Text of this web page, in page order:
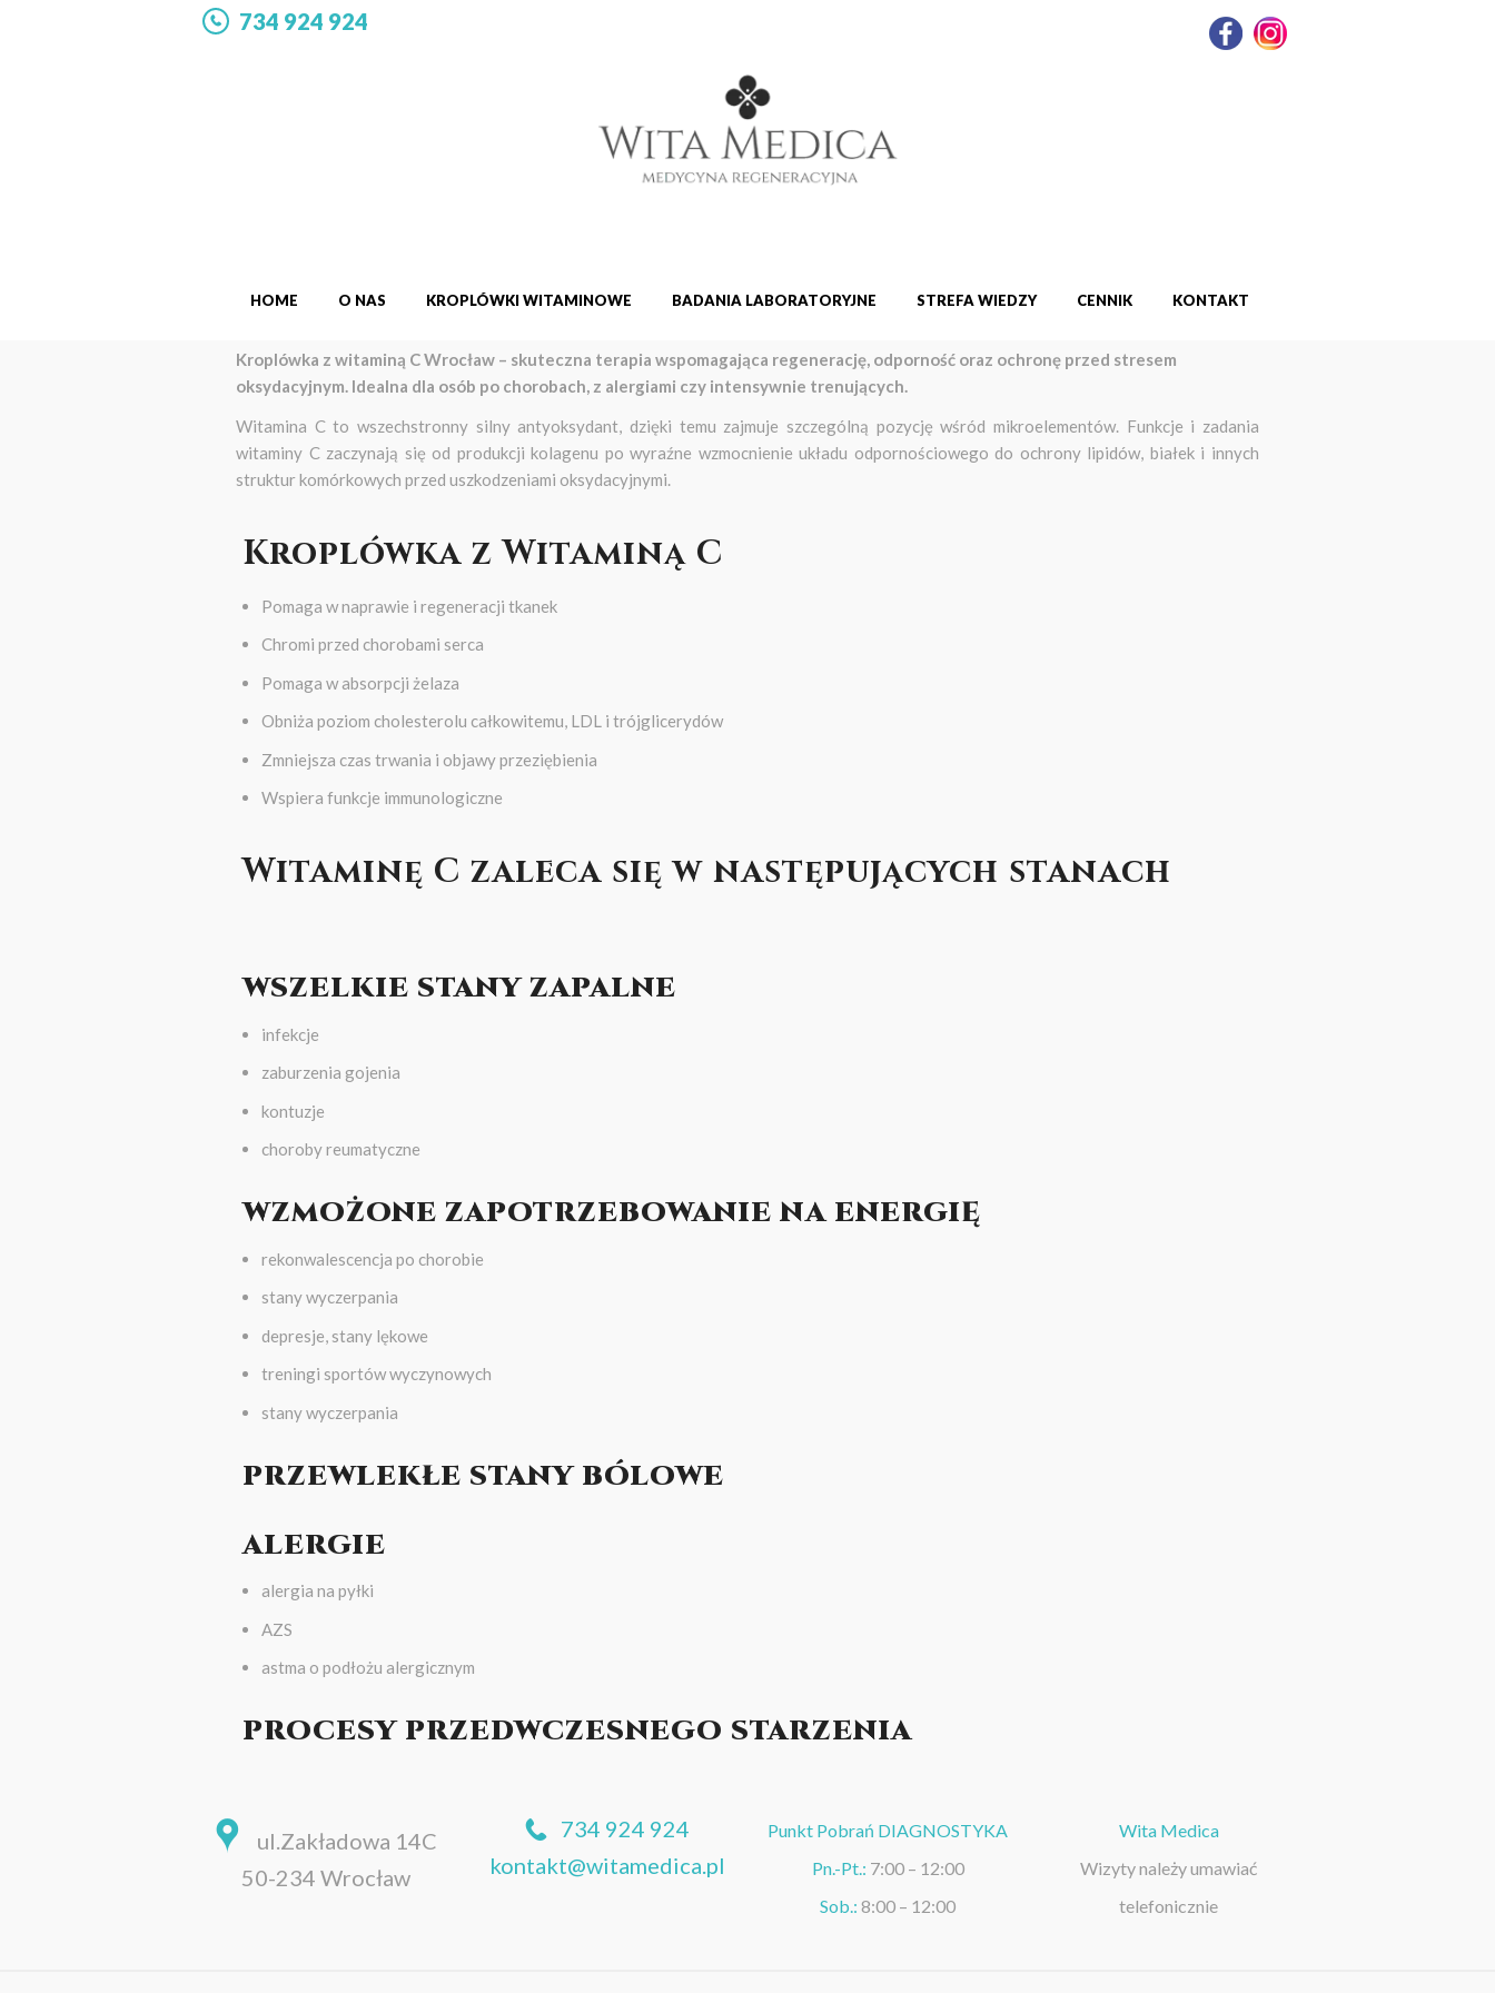
734 924 924
HOME O NAS KROPLÓWKI WITAMINOWE BADANIA LABORATORYJNE STREFA WIEDZY CENNIK KONTAKT
Kroplówka z witaminą C Wrocław – skuteczna terapia wspomagająca regenerację, odporność oraz ochronę przed stresem
oksydacyjnym. Idealna dla osób po chorobach, z alergiami czy intensywnie trenujących.
Witamina C to wszechstronny silny antyoksydant, dzięki temu zajmuje szczególną pozycję wśród mikroelementów. Funkcje i zadania
witaminy C zaczynają się od produkcji kolagenu po wyraźne wzmocnienie układu odpornościowego do ochrony lipidów, białek i innych
struktur komórkowych przed uszkodzeniami oksydacyjnymi.
Kroplówka z Witaminą C
Pomaga w naprawie i regeneracji tkanek
Chromi przed chorobami serca
Pomaga w absorpcji żelaza
Obniża poziom cholesterolu całkowitemu, LDL i trójglicerydów
Zmniejsza czas trwania i objawy przeziębienia
Wspiera funkcje immunologiczne
Witaminę C zaleca się w następujących stanach
WSZELKIE STANY ZAPALNE
infekcje
zaburzenia gojenia
kontuzje
choroby reumatyczne
WZMOŻONE ZAPOTRZEBOWANIE NA ENERGIĘ
rekonwalescencja po chorobie
stany wyczerpania
depresje, stany lękowe
treningi sportów wyczynowych
stany wyczerpania
PRZEWLEKŁE STANY BÓLOWE
ALERGIE
alergia na pyłki
AZS
astma o podłożu alergicznym
PROCESY PRZEDWCZESNEGO STARZENIA
ul.Zakładowa 14C
50-234 Wrocław
734 924 924
kontakt@witamedica.pl
Punkt Pobrań DIAGNOSTYKA
Pn.-Pt.: 7:00 – 12:00
Sob.:8:00 – 12:00
Wita Medica
Wizyty należy umawiać
telefonicznie